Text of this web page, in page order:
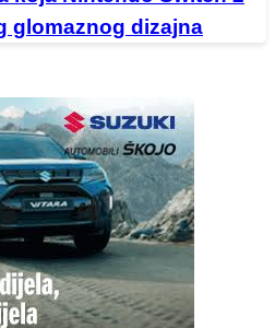
glomaznog dizajna